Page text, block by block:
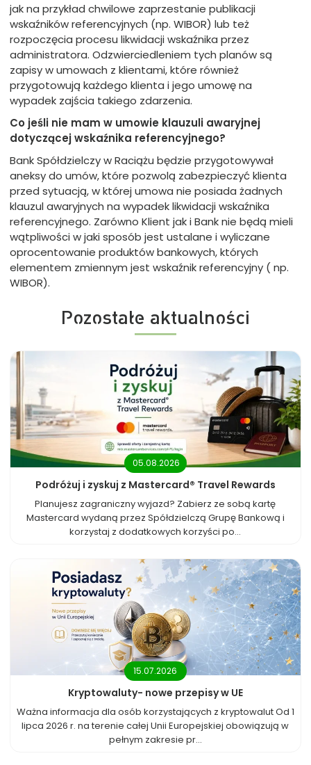
jak na przykład chwilowe zaprzestanie publikacji
wskaźników referencyjnych (np. WIBOR) lub też
rozpoczęcia procesu likwidacji wskaźnika przez
administratora. Odzwierciedleniem tych planów są
zapisy w umowach z klientami, które również
przygotowują każdego klienta i jego umowę na
wypadek zajścia takiego zdarzenia.
Co jeśli nie mam w umowie klauzuli awaryjnej
dotyczącej wskaźnika referencyjnego?
Bank Spółdzielczy w Raciążu będzie przygotowywał
aneksy do umów, które pozwolą zabezpieczyć klienta
przed sytuacją, w której umowa nie posiada żadnych
klauzul awaryjnych na wypadek likwidacji wskaźnika
referencyjnego. Zarówno Klient jak i Bank nie będą mieli
wątpliwości w jaki sposób jest ustalane i wyliczane
oprocentowanie produktów bankowych, których
elementem zmiennym jest wskaźnik referencyjny ( np.
WIBOR).
Pozostałe aktualności
05.08.2026
Podróżuj i zyskuj z Mastercard® Travel Rewards
Planujesz zagraniczny wyjazd? Zabierz ze sobą kartę
Mastercard wydaną przez Spółdzielczą Grupę Bankową i
korzystaj z dodatkowych korzyści po...
15.07.2026
Kryptowaluty- nowe przepisy w UE
Ważna informacja dla osób korzystających z kryptowalut Od 1
lipca 2026 r. na terenie całej Unii Europejskiej obowiązują w
pełnym zakresie pr...